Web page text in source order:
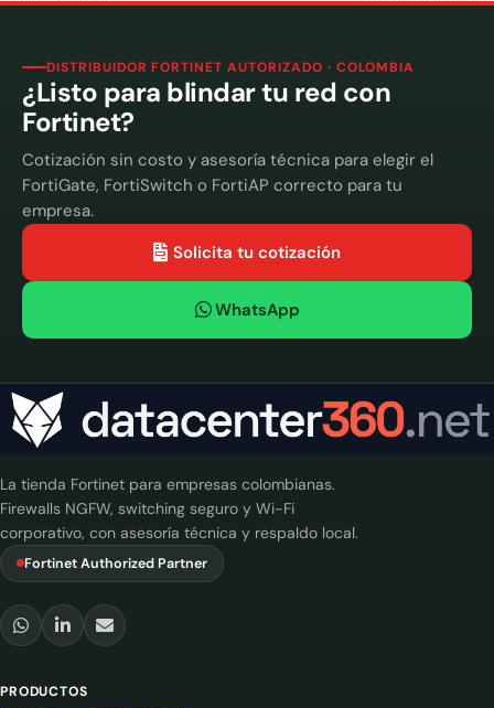
DISTRIBUIDOR FORTINET AUTORIZADO · COLOMBIA
¿Listo para blindar tu red con
Fortinet?
Cotización sin costo y asesoría técnica para elegir el
FortiGate, FortiSwitch o FortiAP correcto para tu
empresa.
Solicita tu cotización
WhatsApp
La tienda Fortinet para empresas colombianas.
Firewalls NGFW, switching seguro y Wi-Fi
corporativo, con asesoría técnica y respaldo local.
Fortinet Authorized Partner
PRODUCTOS